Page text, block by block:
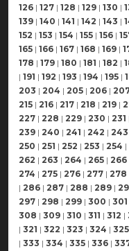
126 | 127 | 128 | 129 | 130 |
139 | 140 | 141 | 142 | 143 |
152 | 153 | 154 | 155 | 156 |
165 | 166 | 167 | 168 | 169 |
178 | 179 | 180 | 181 | 182 |
| 191 | 192 | 193 | 194 | 195 |
203 | 204 | 205 | 206 |
215 | 216 | 217 | 218 | 219 |
227 | 228 | 229 | 230 | 231
239 | 240 | 241 | 242 | 243
250 | 251 | 252 | 253 | 254 |
262 | 263 | 264 | 265 | 266
274 | 275 | 276 | 277 | 278
| 286 | 287 | 288 | 289 |
297 | 298 | 299 | 300 | 301
308 | 309 | 310 | 311 | 312 |
| 321 | 322 | 323 | 324 | 325
| 333 | 334 | 335 | 336 |